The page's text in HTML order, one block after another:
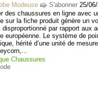
Modeuse S'abonner 25/
des chaussures en ligne avec
sur la fiche produit génère un
disproportionné par rapport aux
européenne. Le système de
hérité d’une unité de
Chaussures